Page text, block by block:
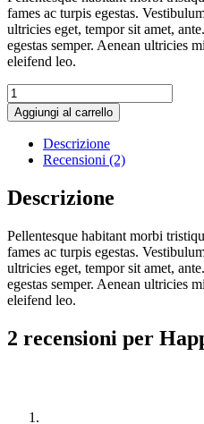
fames ac turpis egestas.
ultricies eget, tempor sit amet,
egestas semper. Aenean ultricies
eleifend leo.
Happy
Ninja
quantità
Aggiungi al carrello
Descrizione
Recensioni (2)
Descrizione
Pellentesque habitant morbi
fames ac turpis egestas.
ultricies eget, tempor sit amet,
egestas semper. Aenean ultricies
eleifend leo.
2 recensioni per